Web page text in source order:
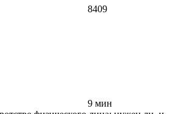
8409
9 мин